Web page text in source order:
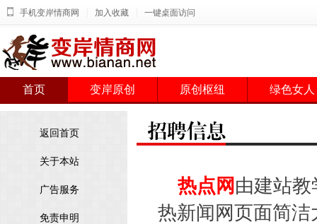
手机变岸情商网 加入收藏 一键桌面访问
首页 变岸原创 原创枢纽 绿色女人
返回首页
关于本站
广告服务
免责申明
热点网 由建站教
热新闻网页面简洁